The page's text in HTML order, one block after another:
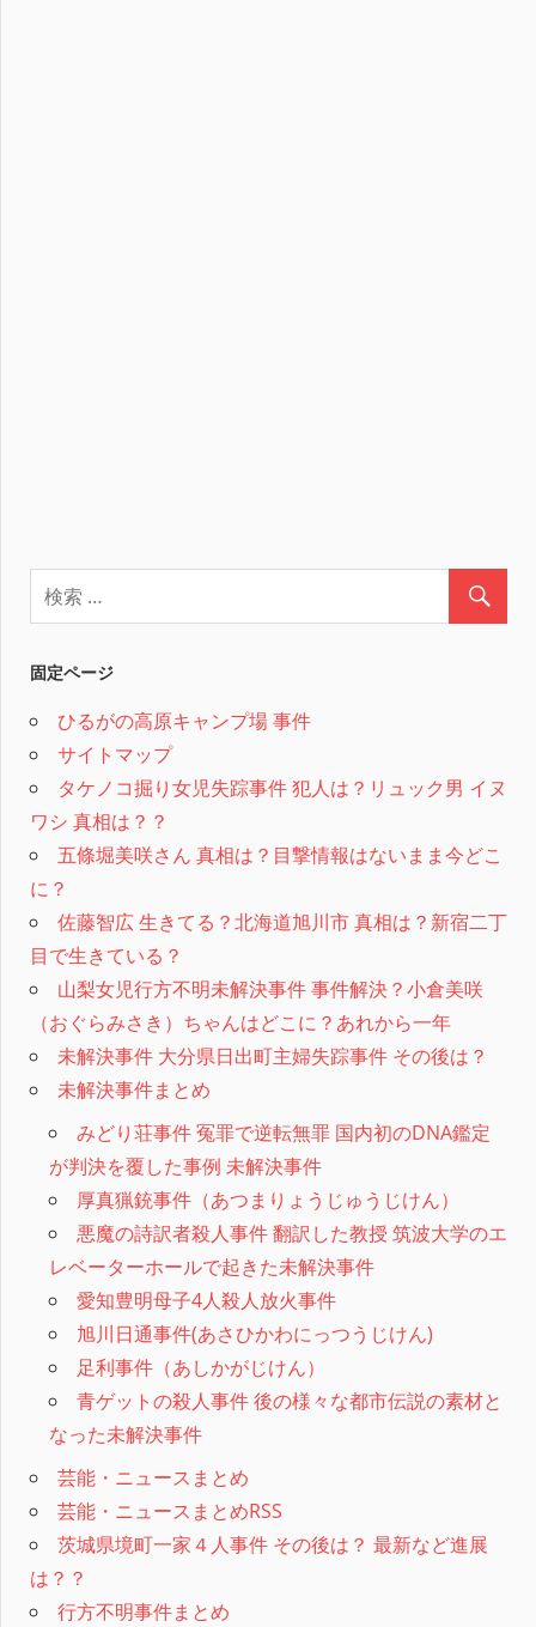
固定ページ
ひるがの高原キャンプ場 事件
サイトマップ
タケノコ掘り女児失踪事件 犯人は？リュック男 イヌ
ワシ 真相は？？
五條堀美咲さん 真相は？目撃情報はないまま今どこ
に？
佐藤智広 生きてる？北海道旭川市 真相は？新宿二丁
目で生きている？
山梨女児行方不明未解決事件 事件解決？小倉美咲
（おぐらみさき）ちゃんはどこに？あれから一年
未解決事件 大分県日出町主婦失踪事件 その後は？
未解決事件まとめ
みどり荘事件 冤罪で逆転無罪 国内初のDNA鑑定
が判決を覆した事例 未解決事件
厚真猟銃事件（あつまりょうじゅうじけん）
悪魔の詩訳者殺人事件 翻訳した教授 筑波大学のエ
レベーターホールで起きた未解決事件
愛知豊明母子4人殺人放火事件
旭川日通事件(あさひかわにっつうじけん)
足利事件（あしかがじけん）
青ゲットの殺人事件 後の様々な都市伝説の素材と
なった未解決事件
芸能・ニュースまとめ
芸能・ニュースまとめRSS
茨城県境町一家４人事件 その後は？ 最新など進展
は？？
行方不明事件まとめ